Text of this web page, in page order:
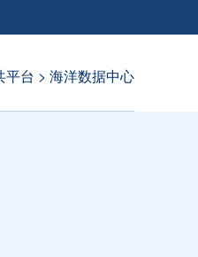
平台 > 海洋数据中心